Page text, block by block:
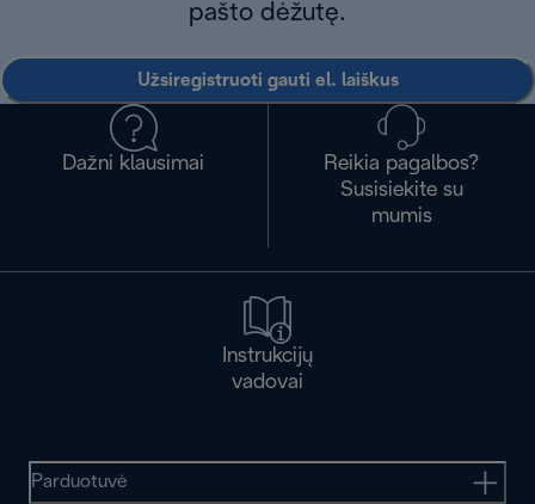
pašto dėžutę.
Užsiregistruoti gauti el. laiškus
Dažni klausimai
Reikia pagalbos?
Susisiekite su
mumis
Instrukcijų
vadovai
Parduotuvė